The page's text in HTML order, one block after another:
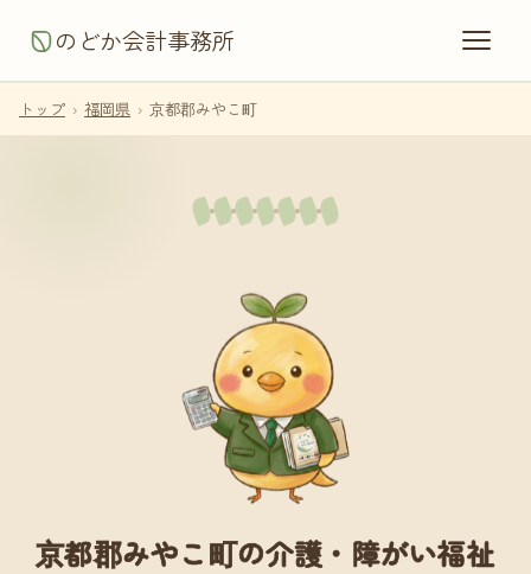
のどか会計事務所
トップ › 福岡県 › 京都郡みやこ町
京都郡みやこ町の介護・障がい福祉